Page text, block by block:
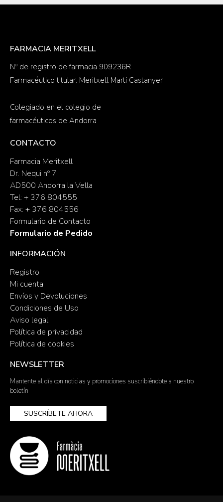
FARMACIA MERITXELL
Nº de registro de farmacia 909236R
Farmacéutico titular: Meritxell Martí Castanyer
Colegiado en el colegio de
farmacéuticos de Andorra
CONTACTO
Farmacia Meritxell
Dr. Nequi nº 7
AD500 Andorra la Vella
Tel: + 376 804555
Fax: + 376 804556
Formulario de Contacto
Formulario de Pedido
INFORMACIÓN
Registro
Mi cuenta
Envíos y Devoluciones
Condiciones de Uso
Aviso legal
Política de privacidad
Política de cookies
NEWSLETTER
Mantente al día con noticias y promociones suscribiéndote a nuestro
boletín
SUSCRÍBETE AHORA